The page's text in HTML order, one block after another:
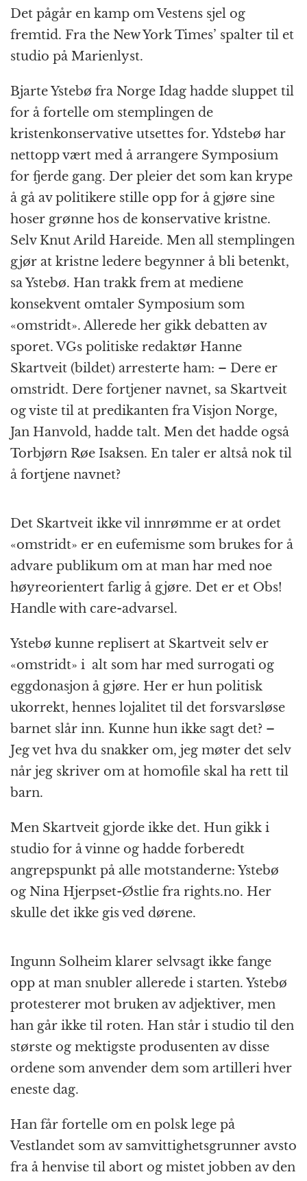
Det pågår en kamp om Vestens sjel og
fremtid. Fra the New York Times’ spalter til et
studio på Marienlyst.
Bjarte Ystebø fra Norge Idag hadde sluppet til
for å fortelle om stemplingen de
kristenkonservative utsettes for. Ydstebø har
nettopp vært med å arrangere Symposium
for fjerde gang. Der pleier det som kan krype
å gå av politikere stille opp for å gjøre sine
hoser grønne hos de konservative kristne.
Selv Knut Arild Hareide. Men all stemplingen
gjør at kristne ledere begynner å bli betenkt,
sa Ystebø. Han trakk frem at mediene
konsekvent omtaler Symposium som
«omstridt». Allerede her gikk debatten av
sporet. VGs politiske redaktør Hanne
Skartveit (bildet) arresterte ham: – Dere er
omstridt. Dere fortjener navnet, sa Skartveit
og viste til at predikanten fra Visjon Norge,
Jan Hanvold, hadde talt. Men det hadde også
Torbjørn Røe Isaksen. En taler er altså nok til
å fortjene navnet?
Det Skartveit ikke vil innrømme er at ordet
«omstridt» er en eufemisme som brukes for å
advare publikum om at man har med noe
høyreorientert farlig å gjøre. Det er et Obs!
Handle with care-advarsel.
Ystebø kunne replisert at Skartveit selv er
«omstridt» i alt som har med surrogati og
eggdonasjon å gjøre. Her er hun politisk
ukorrekt, hennes lojalitet til det forsvarsløse
barnet slår inn. Kunne hun ikke sagt det? –
Jeg vet hva du snakker om, jeg møter det selv
når jeg skriver om at homofile skal ha rett til
barn.
Men Skartveit gjorde ikke det. Hun gikk i
studio for å vinne og hadde forberedt
angrepspunkt på alle motstanderne: Ystebø
og Nina Hjerpset-Østlie fra rights.no. Her
skulle det ikke gis ved dørene.
Ingunn Solheim klarer selvsagt ikke fange
opp at man snubler allerede i starten. Ystebø
protesterer mot bruken av adjektiver, men
han går ikke til roten. Han står i studio til den
største og mektigste produsenten av disse
ordene som anvender dem som artilleri hver
eneste dag.
Han får fortelle om en polsk lege på
Vestlandet som av samvittighetsgrunner avsto
fra å henvise til abort og mistet jobben av den